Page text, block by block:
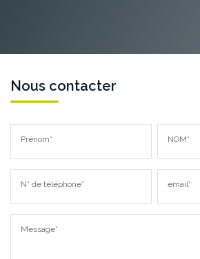
Nous contacter
Prénom* NOM*
N° de téléphone* email*
Message*